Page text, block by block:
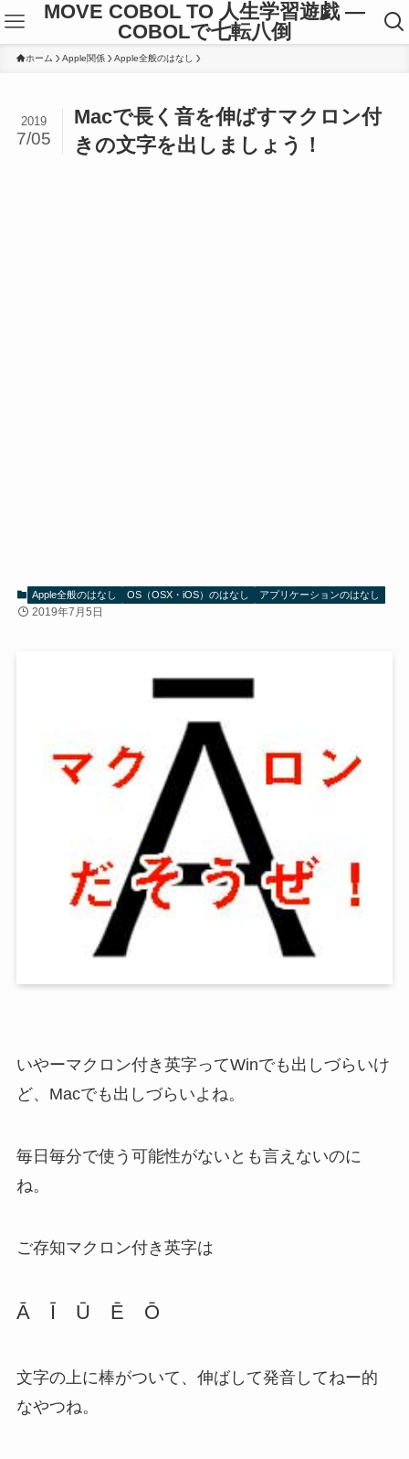
MOVE COBOL TO 人生学習遊戯 ―
COBOLで七転八倒
ホーム Apple関係 Apple全般のはなし
Macで長く音を伸ばすマクロン付
きの文字を出しましょう！
2019
7/05
Apple全般のはなし OS（OSX・iOS）のはなし アプリケーションのはなし
2019年7月5日
いやーマクロン付き英字ってWinでも出しづらいけ
ど、Macでも出しづらいよね。
毎日毎分で使う可能性がないとも言えないのに
ね。
ご存知マクロン付き英字は
Ā Ī Ū Ē Ō
文字の上に棒がついて、伸ばして発音してねー的
なやつね。